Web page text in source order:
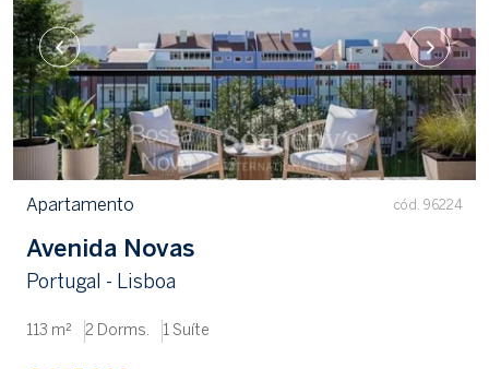
Apartamento cód. 96224
Avenida Novas
Portugal - Lisboa
113 m² 2 Dorms. 1 Suíte